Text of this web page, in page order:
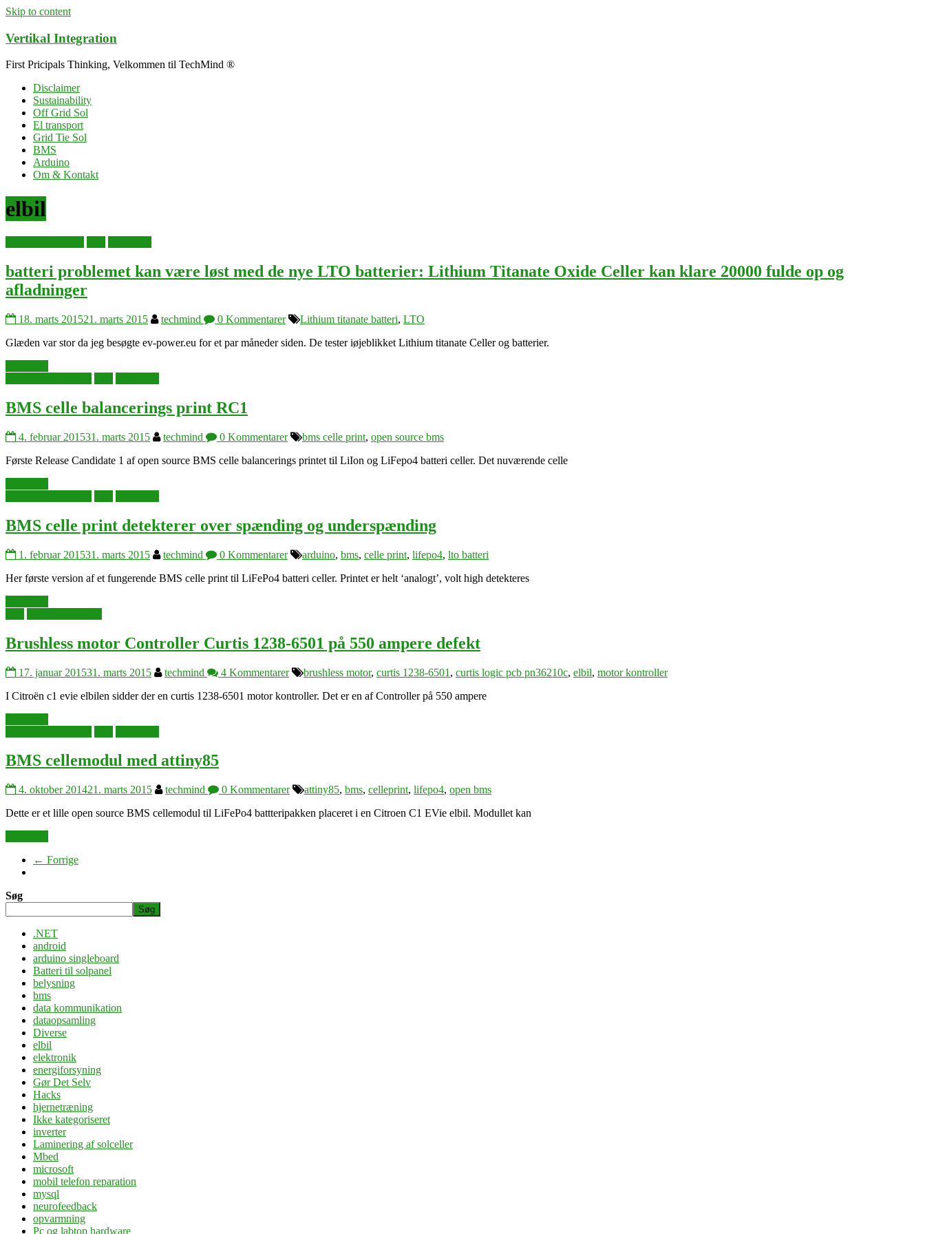
Skip to content
Vertikal Integration
First Pricipals Thinking, Velkommen til TechMind ®
Disclaimer
Sustainability
Off Grid Sol
El transport
Grid Tie Sol
BMS
Arduino
Om & Kontakt
elbil
batteri problemet kan være løst med de nye LTO batterier: Lithium Titanate Oxide Celler kan klare 20000 fulde op og
afladninger
18. marts 201521. marts 2015 techmind 0 Kommentarer Lithium titanate batteri, LTO
Glæden var stor da jeg besøgte ev-power.eu for et par måneder siden. De tester iøjeblikket Lithium titanate Celler og batterier.
BMS celle balancerings print RC1
4. februar 201531. marts 2015 techmind 0 Kommentarer bms celle print, open source bms
Første Release Candidate 1 af open source BMS celle balancerings printet til LiIon og LiFepo4 batteri celler. Det nuværende celle
BMS celle print detekterer over spænding og underspænding
1. februar 201531. marts 2015 techmind 0 Kommentarer arduino, bms, celle print, lifepo4, lto batteri
Her første version af et fungerende BMS celle print til LiFePo4 batteri celler. Printet er helt ‘analogt’, volt high detekteres
Brushless motor Controller Curtis 1238-6501 på 550 ampere defekt
17. januar 201531. marts 2015 techmind 4 Kommentarer brushless motor, curtis 1238-6501 , curtis logic pcb pn36210c, elbil, motor kontroller
I Citroën c1 evie elbilen sidder der en curtis 1238-6501 motor kontroller. Det er en af Controller på 550 ampere
BMS cellemodul med attiny85
4. oktober 201421. marts 2015 techmind 0 Kommentarer attiny85, bms, celleprint, lifepo4, open bms
Dette er et lille open source BMS cellemodul til LiFePo4 battteripakken placeret i en Citroen C1 EVie elbil. Modullet kan
← Forrige
Søg
Søg
.NET
android
arduino singleboard
Batteri til solpanel
belysning
bms
data kommunikation
dataopsamling
Diverse
elbil
elektronik
energiforsyning
Gør Det Selv
Hacks
hjernetræning
Ikke kategoriseret
inverter
Laminering af solceller
Mbed
microsoft
mobil telefon reparation
mysql
neurofeedback
opvarmning
Pc og labtop hardware